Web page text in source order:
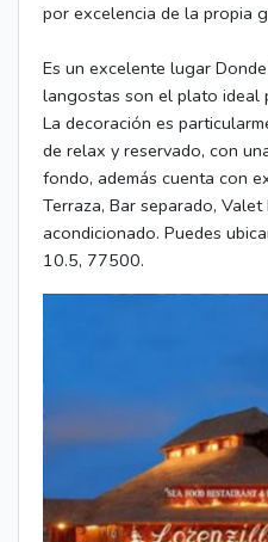
por excelencia de la propia
Es un excelente lugar
langostas son el plato ideal
La decoración es
de relax y reservado, con
fondo, además cuenta con
Terraza, Bar separado,
acondicionado. Puedes
10.5, 77500.